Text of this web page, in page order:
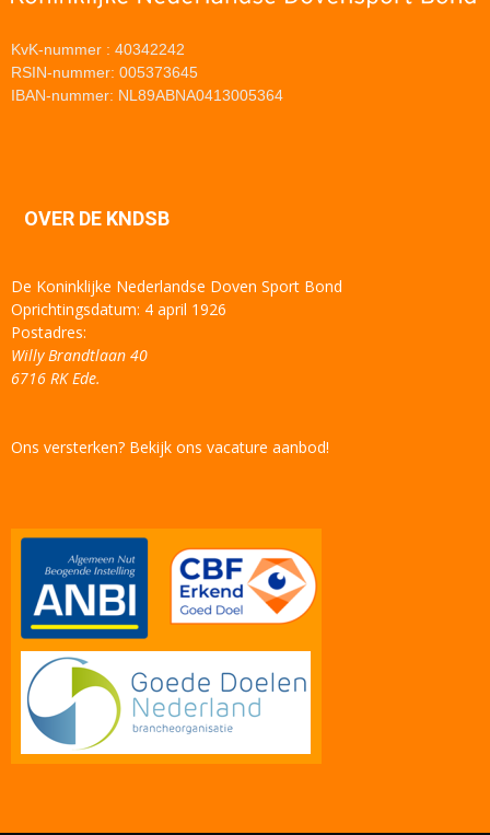
KvK-nummer : 40342242
RSIN-nummer: 005373645
IBAN-nummer: NL89ABNA0413005364
OVER DE KNDSB
De Koninklijke Nederlandse Doven Sport Bond
Oprichtingsdatum: 4 april 1926
Postadres:
Willy Brandtlaan 40
6716 RK Ede.
Ons versterken? Bekijk ons vacature aanbod!